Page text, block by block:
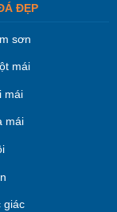
ĐẸP
sơn
mái
mái
mái
giác